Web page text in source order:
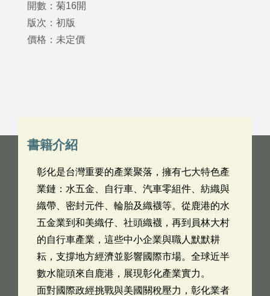
開數：菊16開
版次：初版
價格：未定價
書籍介紹
彰化是台灣重要的產業聚落，擁有七大特色產
業鏈：水五金、自行車、汽車零組件、紡織與
織帶、密封元件、輪胎及織襪等。從鹿港的水
五金業到和美織仔、社頭織襪，再到員林大村
的自行車產業，這些中小企業與職人默默耕
耘，支撐地方經濟並影響國際市場。全球近半
數水龍頭來自鹿港，展現彰化產業實力。
面對國際政經挑戰與美國關稅壓力，彰化業者